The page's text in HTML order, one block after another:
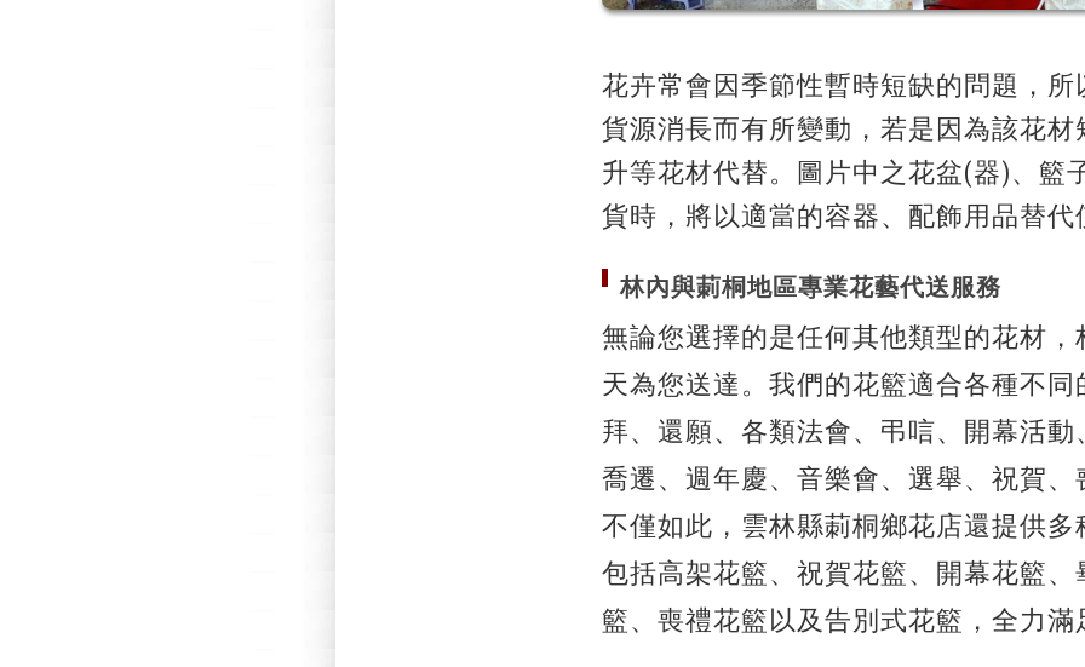
花卉常會因季節性暫時短缺的問題，
貨源消長而有所變動，若是因為該花
升等花材代替。圖片中之花盆(器)、籃
貨時，將以適當的容器、配飾用品替代
林內與莿桐地區專業花藝代送服務
無論您選擇的是任何其他類型的花材
天為您送達。我們的花籃適合各種不
拜、還願、各類法會、弔唁、開幕活
喬遷、週年慶、音樂會、選舉、祝賀
不僅如此，雲林縣莿桐鄉花店還提供
包括高架花籃、祝賀花籃、開幕花籃
籃、喪禮花籃以及告別式花籃，全力